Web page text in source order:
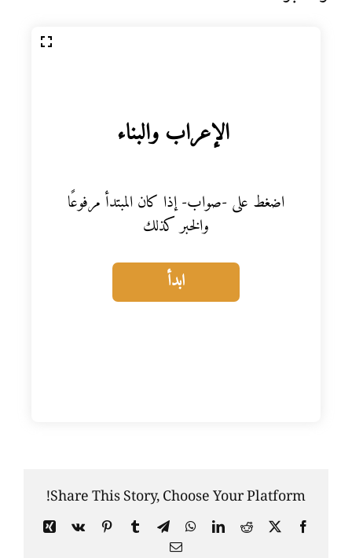
الإعراب والبناء
اضغط على -صواب- إذا كان المبتدأ مرفوعًا
والخبر كذلك
Share This Story, Choose Your Platform!
Facebook
X
Reddit
LinkedIn
WhatsApp
Telegram
Tumblr
Pinterest
Vk
Xing
Email